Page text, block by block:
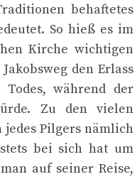
behaftetes
So hieß es im
Kirche wichtigen
den Erlass
während der
Zu den vielen
jedes Pilgers nämlich
bei sich hat um
auf seiner Reise,